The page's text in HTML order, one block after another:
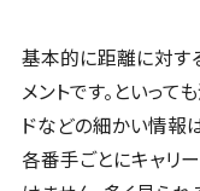
基本的に距離に対す
メントです。といっ
ドなどの細かい情報
各番手ごとにキャリ